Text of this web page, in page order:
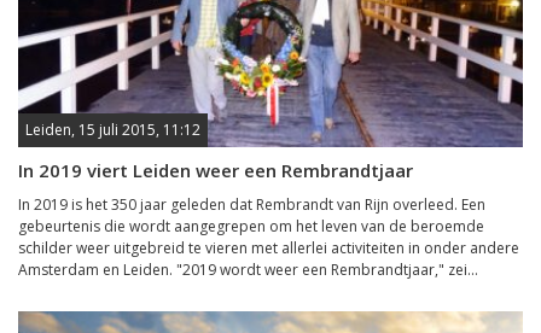
Leiden, 15 juli 2015, 11:12
In 2019 viert Leiden weer een Rembrandtjaar
In 2019 is het 350 jaar geleden dat Rembrandt van Rijn overleed. Een
gebeurtenis die wordt aangegrepen om het leven van de beroemde
schilder weer uitgebreid te vieren met allerlei activiteiten in onder andere
Amsterdam en Leiden. "2019 wordt weer een Rembrandtjaar," zei...